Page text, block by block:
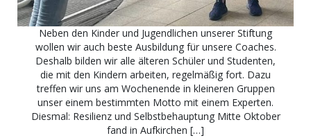
Neben den Kinder und Jugendlichen unserer Stiftung
wollen wir auch beste Ausbildung für unsere Coaches.
Deshalb bilden wir alle älteren Schüler und Studenten,
die mit den Kindern arbeiten, regelmäßig fort. Dazu
treffen wir uns am Wochenende in kleineren Gruppen
unser einem bestimmten Motto mit einem Experten.
Diesmal: Resilienz und Selbstbehauptung Mitte Oktober
fand in Aufkirchen […]